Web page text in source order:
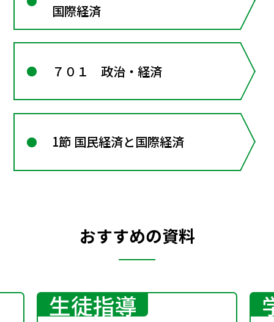
国際経済
７０１ 政治・経済
1節 国民経済と国際経済
おすすめの資料
生徒指導